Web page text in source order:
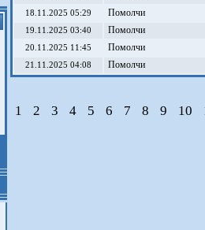
18.11.2025 05:29 Помолчи
19.11.2025 03:40 Помолчи
20.11.2025 11:45 Помолчи
21.11.2025 04:08 Помолчи
1 2 3 4 5 6 7 8 9 10